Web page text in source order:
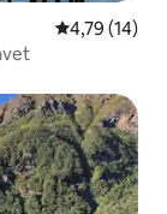
4,79 av 5 i
4,79 (14)